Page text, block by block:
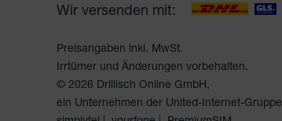
Wir versenden mit:
Preisangaben inkl. MwSt.
Irrtümer und Änderungen vorbehalten.
© 2026 Drillisch Online GmbH,
ein Unternehmen der United-Internet-Gruppe